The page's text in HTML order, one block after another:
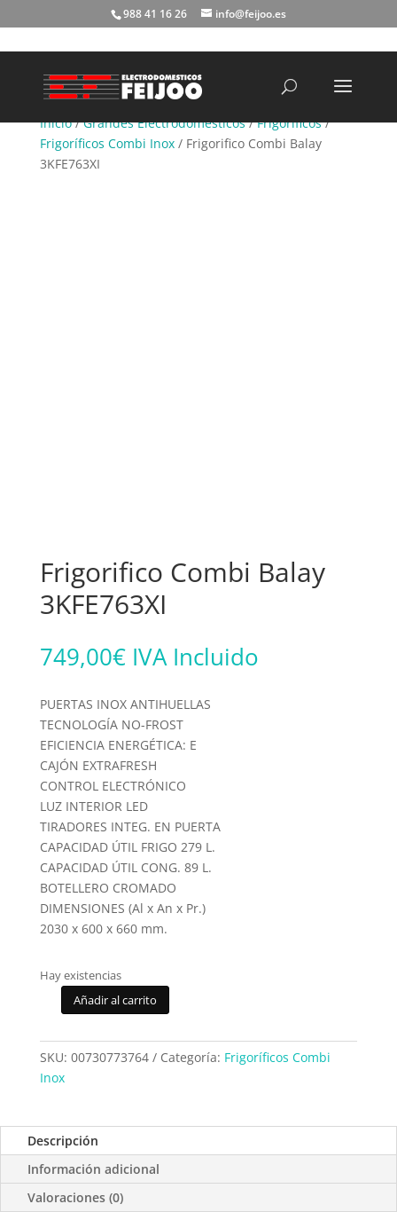
988 41 16 26 info@feijoo.es
Inicio/Grandes Electrodomésticos/Frigoríficos/
Frigoríficos Combi Inox/ Frigorifico Combi Balay
3KFE763XI
Frigorifico Combi Balay
3KFE763XI
749,00€ IVA Incluido
PUERTAS INOX ANTIHUELLAS
TECNOLOGÍA NO-FROST
EFICIENCIA ENERGÉTICA: E
CAJÓN EXTRAFRESH
CONTROL ELECTRÓNICO
LUZ INTERIOR LED
TIRADORES INTEG. EN PUERTA
CAPACIDAD ÚTIL FRIGO 279 L.
CAPACIDAD ÚTIL CONG. 89 L.
BOTELLERO CROMADO
DIMENSIONES (Al x An x Pr.)
2030 x 600 x 660 mm.
Hay existencias
Frigorifico
Balay
3KFE763XI
Añadir al carrito
SKU: 00730773764 Categoría: Frigoríficos Combi
Inox
Descripción
Información adicional
Valoraciones (0)